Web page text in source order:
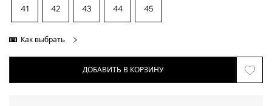
41 42 43 44 45
Как выбрать
ДОБАВИТЬ В КОРЗИНУ